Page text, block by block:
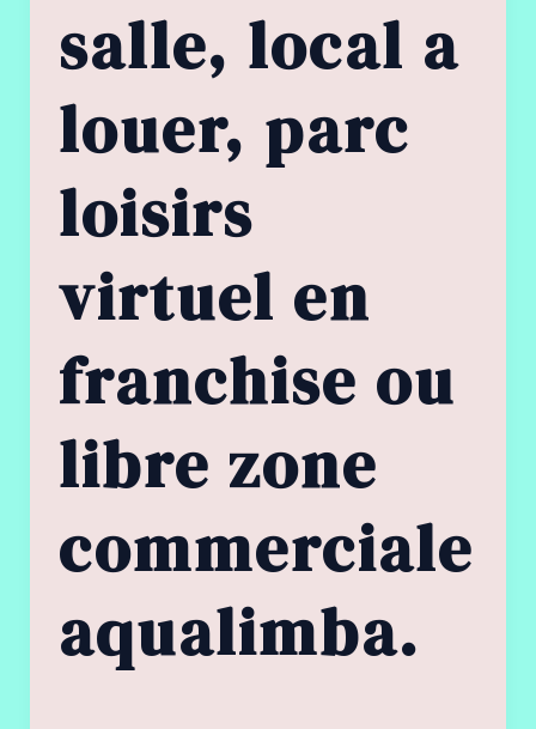
salle, local a
louer, parc
loisirs
virtuel en
franchise ou
libre zone
commerciale
aqualimba.